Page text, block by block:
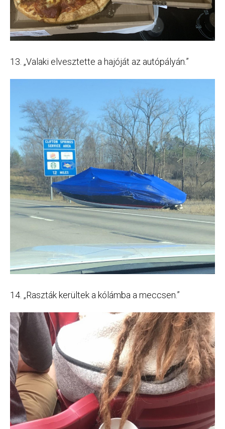
13. „Valaki elvesztette a hajóját az autópályán.”
14. „Raszták kerültek a kólámba a meccsen.”